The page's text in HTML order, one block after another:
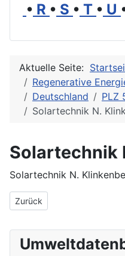
• R • S • T • U
Aktuelle Seite:
Regenerative
Deutschland
PLZ
Solartechnik N.
Solartechnik
Solartechnik N.
Vorheriger Beitrag:
Zurück